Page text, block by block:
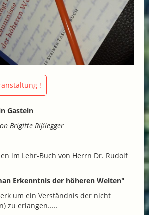
!
Gastein
Brigitte Rißlegger
im Lehr-Buch von Herrn Dr. Rudolf
Erkenntnis der höheren Welten"
um ein Verständnis der nicht
zu erlangen.....